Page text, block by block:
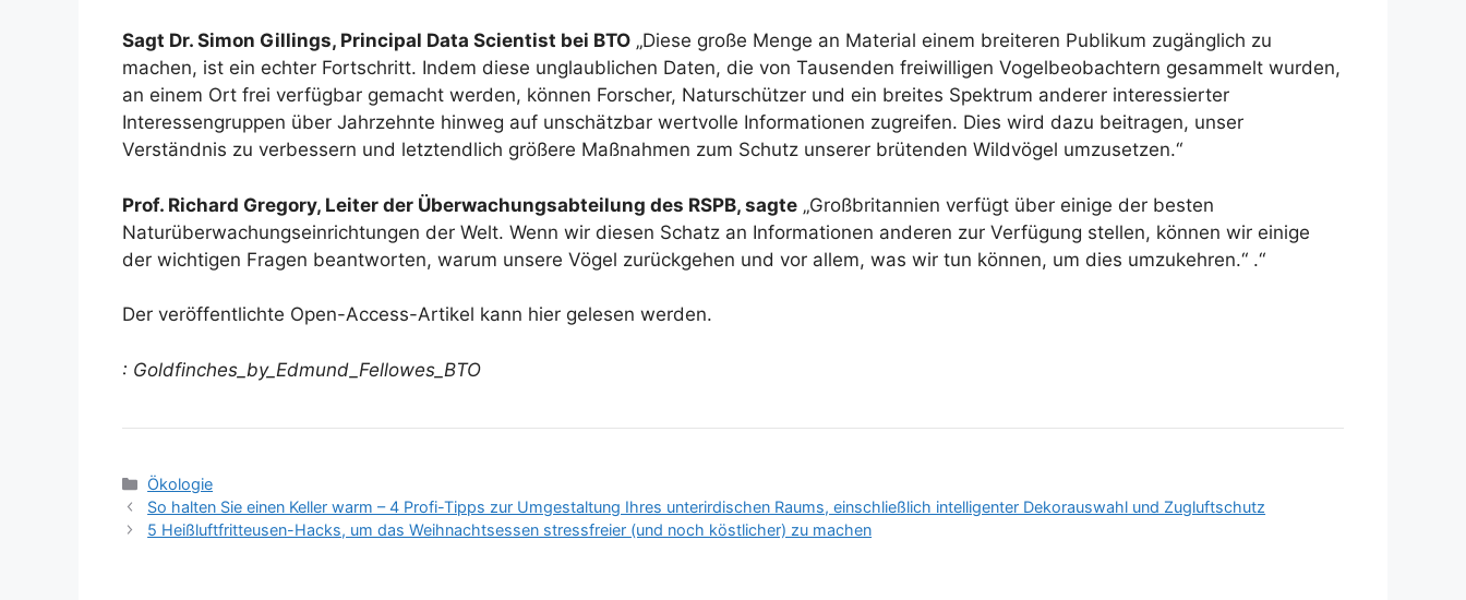
Sagt Dr. Simon Gillings, Principal Data Scientist bei BTO „Diese große Menge an Material einem breiteren Publikum zugänglich zu
machen, ist ein echter Fortschritt. Indem diese unglaublichen Daten, die von Tausenden freiwilligen Vogelbeobachtern gesammelt wurden,
an einem Ort frei verfügbar gemacht werden, können Forscher, Naturschützer und ein breites Spektrum anderer interessierter
Interessengruppen über Jahrzehnte hinweg auf unschätzbar wertvolle Informationen zugreifen. Dies wird dazu beitragen, unser
Verständnis zu verbessern und letztendlich größere Maßnahmen zum Schutz unserer brütenden Wildvögel umzusetzen.“
Prof. Richard Gregory, Leiter der Überwachungsabteilung des RSPB, sagte „Großbritannien verfügt über einige der besten
Naturüberwachungseinrichtungen der Welt. Wenn wir diesen Schatz an Informationen anderen zur Verfügung stellen, können wir einige
der wichtigen Fragen beantworten, warum unsere Vögel zurückgehen und vor allem, was wir tun können, um dies umzukehren.“ .“
Der veröffentlichte Open-Access-Artikel kann hier gelesen werden.
: Goldfinches_by_Edmund_Fellowes_BTO
Kategorien
Ökologie
So halten Sie einen Keller warm – 4 Profi-Tipps zur Umgestaltung Ihres unterirdischen Raums, einschließlich intelligenter Dekorauswahl und Zugluftschutz
5 Heißluftfritteusen-Hacks, um das Weihnachtsessen stressfreier (und noch köstlicher) zu machen